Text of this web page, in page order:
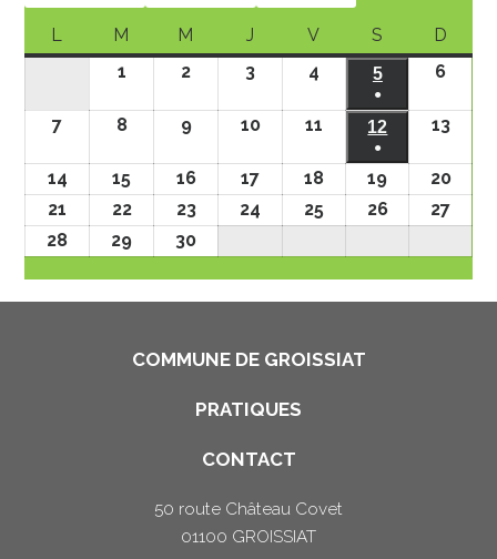
L M M J V S
D
1
2 3 4 5
●
6
7 8 9 10 11 12
●
13
14 15 16 17 18 19
20
21
22 23 24 25 26
27
28
29 30
COMMUNE DE GROISSIAT
PRATIQUES
CONTACT
50 route Château Covet
01100 GROISSIAT